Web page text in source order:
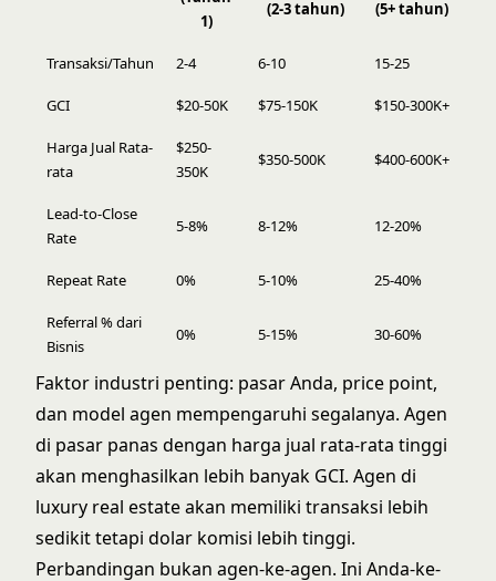
1)
(2-3 tahun)
(5+ tahun)
Transaksi/Tahun 2-4 6-10 15-25
GCI $20-50K $75-150K $150-300K+
Harga Jual Rata-
rata
$250-
350K
$350-500K $400-600K+
Lead-to-Close
Rate
5-8% 8-12% 12-20%
Repeat Rate 0% 5-10% 25-40%
Referral % dari
Bisnis
0% 5-15% 30-60%
Faktor industri penting: pasar Anda, price point,
dan model agen mempengaruhi segalanya. Agen
di pasar panas dengan harga jual rata-rata tinggi
akan menghasilkan lebih banyak GCI. Agen di
luxury real estate akan memiliki transaksi lebih
sedikit tetapi dolar komisi lebih tinggi.
Perbandingan bukan agen-ke-agen. Ini Anda-ke-